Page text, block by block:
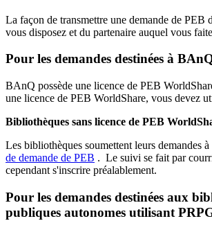
La façon de transmettre une demande de PEB
vous disposez et du partenaire auquel vous
Pour les demandes destinées à
BAnQ possède une licence de PEB
une licence de PEB WorldShare, vous devez
Bibliothèques sans licence de PEB
Les bibliothèques soumettent leurs demandes à
de demande de PEB . Le suivi se fait par
cependant s'inscrire préalablement.
Pour les demandes destinées aux
publiques autonomes utilisant